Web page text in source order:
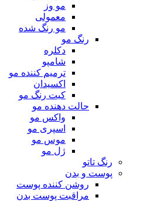
مو وز
معمولی
مو رنگ شده
رنگ مو
دکلره
شامپو
ترمیم کننده مو
اکسیدان
کیت رنگ مو
حالت دهنده مو
واکس مو
اسپری مو
موس مو
ژل مو
رنگ تاتو
پوست و بدن
روشن کننده پوست
مراقبت پوست بدن